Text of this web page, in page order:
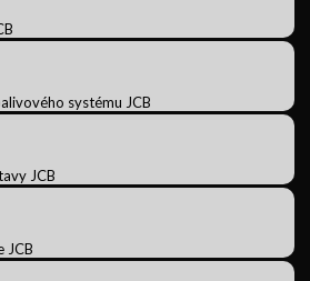
systému JCB
JCB
JCB